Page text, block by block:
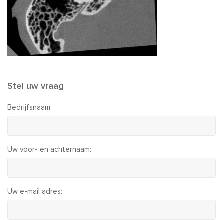
Stel uw vraag
Bedrijfsnaam:
Uw voor- en achternaam:
Uw e-mail adres: